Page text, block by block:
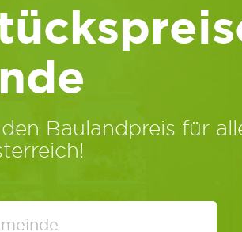
Baulandpreis für